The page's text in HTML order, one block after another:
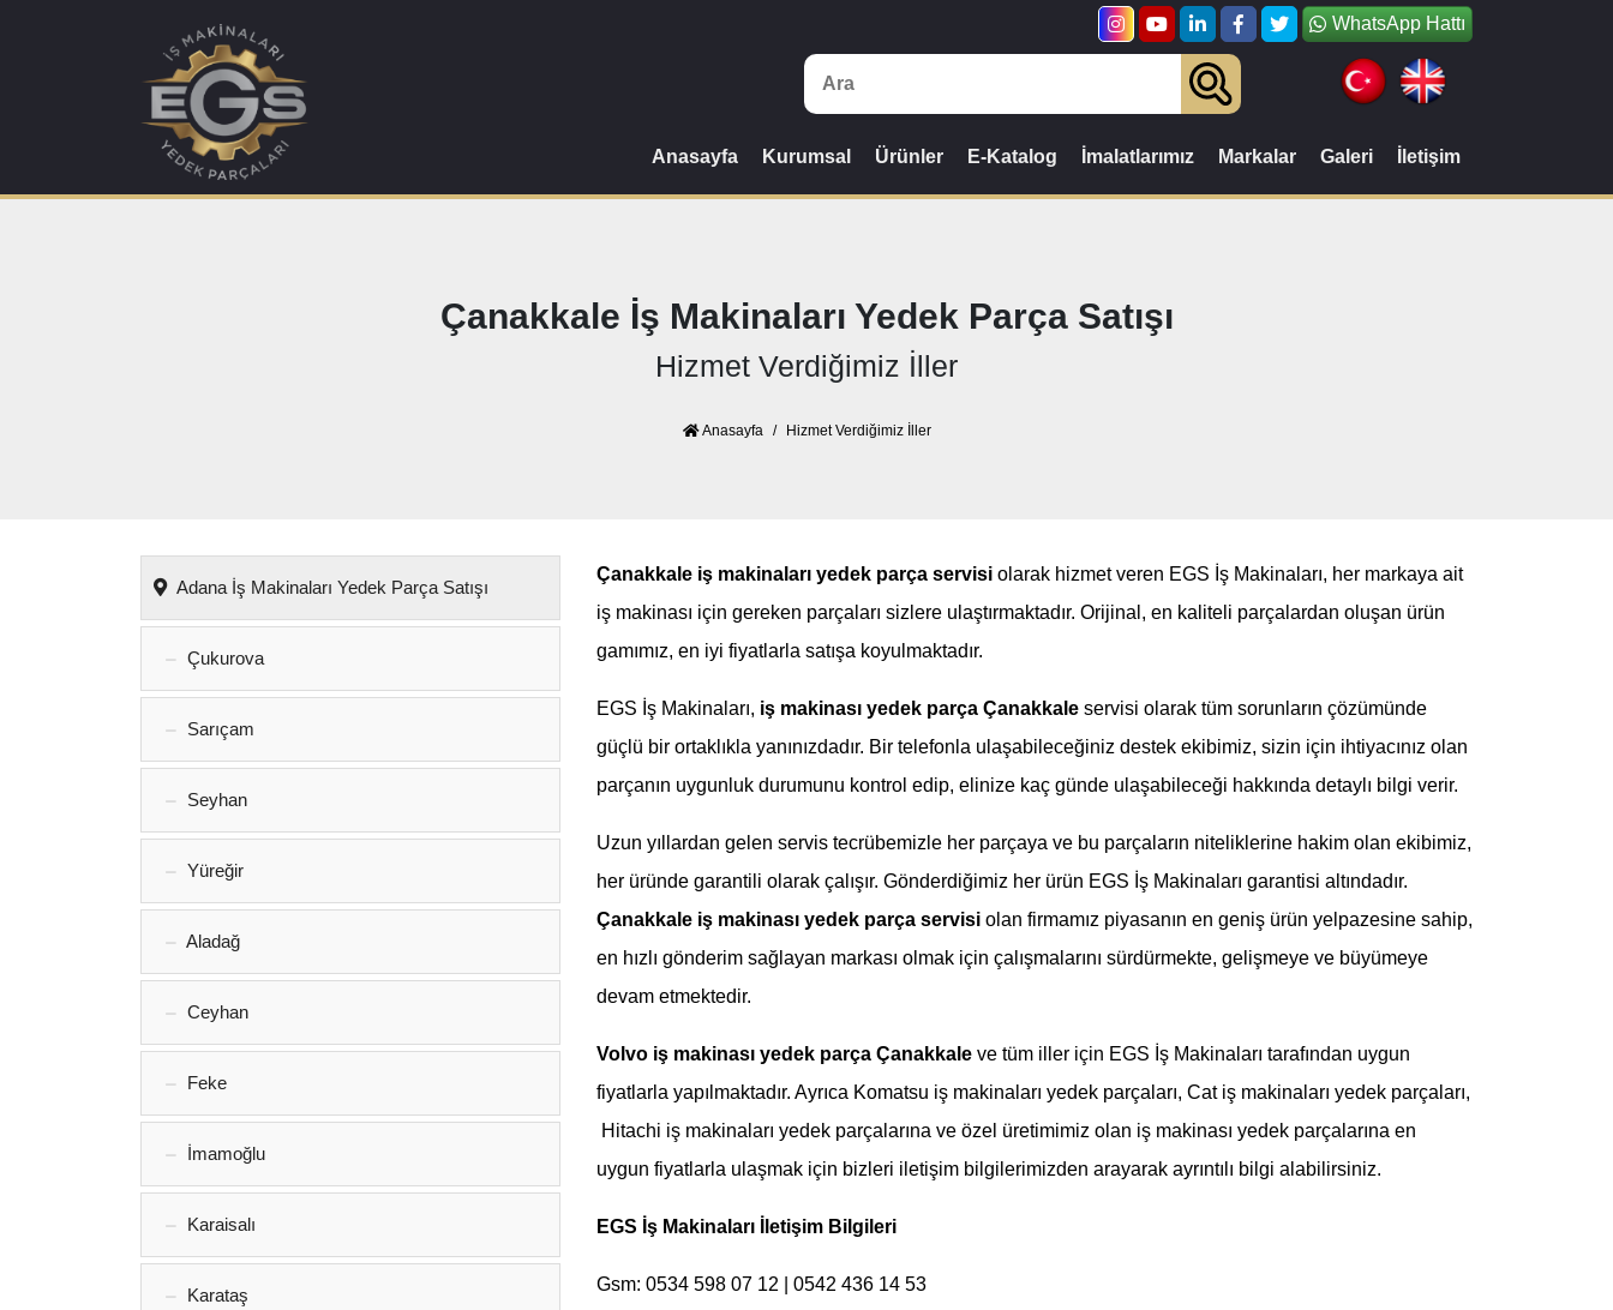
WhatsApp Hattı
Anasayfa Kurumsal Ürünler E-Katalog İmalatlarımız Markalar Galeri İletişim
Çanakkale İş Makinaları Yedek Parça Satışı
Hizmet Verdiğimiz İller
Anasayfa Hizmet Verdiğimiz İller
Adana İş Makinaları Yedek Parça Satışı
Çukurova
Sarıçam
Seyhan
Yüreğir
Aladağ
Ceyhan
Feke
İmamoğlu
Karaisalı
Karataş
Çanakkale iş makinaları yedek parça servisi olarak hizmet veren EGS İş Makinaları, her markaya ait
iş makinası için gereken parçaları sizlere ulaştırmaktadır. Orijinal, en kaliteli parçalardan oluşan ürün
gamımız, en iyi fiyatlarla satışa koyulmaktadır.
EGS İş Makinaları, iş makinası yedek parça Çanakkale servisi olarak tüm sorunların çözümünde
güçlü bir ortaklıkla yanınızdadır. Bir telefonla ulaşabileceğiniz destek ekibimiz, sizin için ihtiyacınız olan
parçanın uygunluk durumunu kontrol edip, elinize kaç günde ulaşabileceği hakkında detaylı bilgi verir.
Uzun yıllardan gelen servis tecrübemizle her parçaya ve bu parçaların niteliklerine hakim olan ekibimiz,
her üründe garantili olarak çalışır. Gönderdiğimiz her ürün EGS İş Makinaları garantisi altındadır.
Çanakkale iş makinası yedek parça servisi olan firmamız piyasanın en geniş ürün yelpazesine sahip,
en hızlı gönderim sağlayan markası olmak için çalışmalarını sürdürmekte, gelişmeye ve büyümeye
devam etmektedir.
Volvo iş makinası yedek parça Çanakkale ve tüm iller için EGS İş Makinaları tarafından uygun
fiyatlarla yapılmaktadır. Ayrıca Komatsu iş makinaları yedek parçaları, Cat iş makinaları yedek parçaları,
Hitachi iş makinaları yedek parçalarına ve özel üretimimiz olan iş makinası yedek parçalarına en
uygun fiyatlarla ulaşmak için bizleri iletişim bilgilerimizden arayarak ayrıntılı bilgi alabilirsiniz.
EGS İş Makinaları İletişim Bilgileri
Gsm: 0534 598 07 12 | 0542 436 14 53